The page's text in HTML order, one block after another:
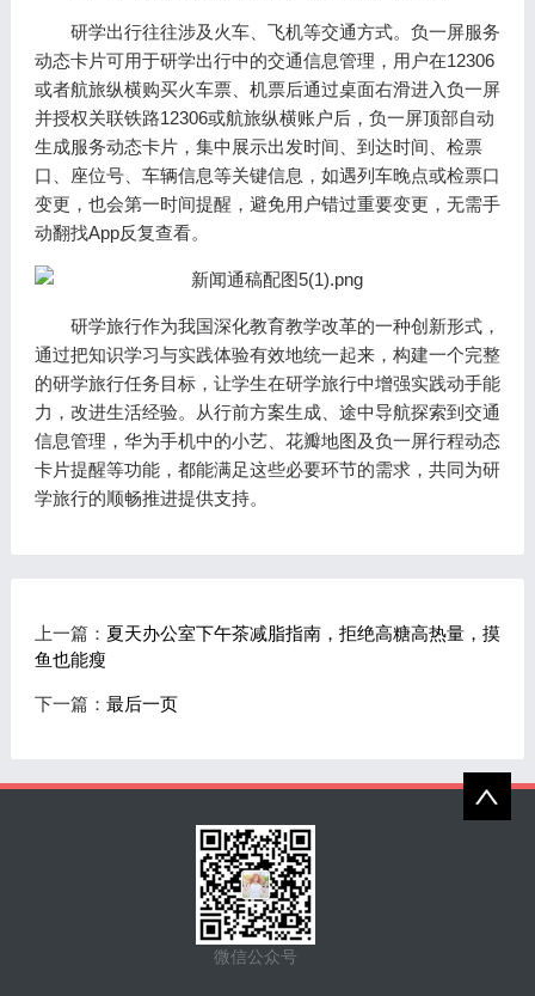
研学出行往往涉及火车、飞机等交通方式。负一屏服务
动态卡片可用于研学出行中的交通信息管理，用户在12306
或者航旅纵横购买火车票、机票后通过桌面右滑进入负一屏
并授权关联铁路12306或航旅纵横账户后，负一屏顶部自动
生成服务动态卡片，集中展示出发时间、到达时间、检票
口、座位号、车辆信息等关键信息，如遇列车晚点或检票口
变更，也会第一时间提醒，避免用户错过重要变更，无需手
动翻找App反复查看。
研学旅行作为我国深化教育教学改革的一种创新形式，
通过把知识学习与实践体验有效地统一起来，构建一个完整
的研学旅行任务目标，让学生在研学旅行中增强实践动手能
力，改进生活经验。从行前方案生成、途中导航探索到交通
信息管理，华为手机中的小艺、花瓣地图及负一屏行程动态
卡片提醒等功能，都能满足这些必要环节的需求，共同为研
学旅行的顺畅推进提供支持。
上一篇： 夏天办公室下午茶减脂指南，拒绝高糖高热量，摸
鱼也能瘦
下一篇： 最后一页
微信公众号